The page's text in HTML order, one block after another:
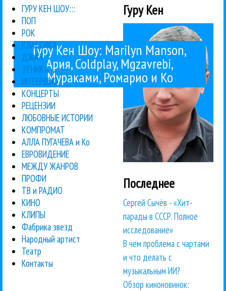
Гуру Кен Шоу: Marilyn Manson,
Ария, Coldplay, Mgzavrebi,
Мураками, Ромарио и Ко
ГУРУ КЕН ШОУ:::
ПОП
РОК
КЛАССИКА
ДЖАЗ
ЭТНИКА
ИНТЕРВЬЮ
КОНЦЕРТЫ
РЕЦЕНЗИИ
ЛЮБОВНЫЕ ИСТОРИИ
КОМПРОМАТ
АЛЛА ПУГАЧЕВА и Ко
ЕВРОВИДЕНИЕ
МЕЖДУ ЖАНРОВ
ПРОФИ
ТВ и РАДИО
КИНО
КЛИПЫ
Фабрика звезд
Народный артист
Театр
Контакты
Гуру Кен
Последнее
Сергей Сычёв - «Хит-
парады в СССР. Полное
исследование»
В чем проблема с чартами
и что делать с
музыкальным ИИ?
Обзор киноновинок: